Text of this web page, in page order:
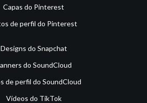
Capas do Pinterest
de perfil do Pinterest
Designs do Snapchat
do SoundCloud
de perfil do SoundCloud
Vídeos do TikTok